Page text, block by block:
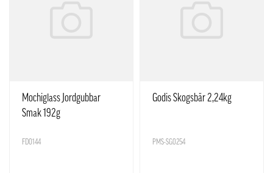
Mochiglass Jordgubbar
Smak 192g
FD0144
Godis Skogsbär 2,24kg
PMS-SG0254